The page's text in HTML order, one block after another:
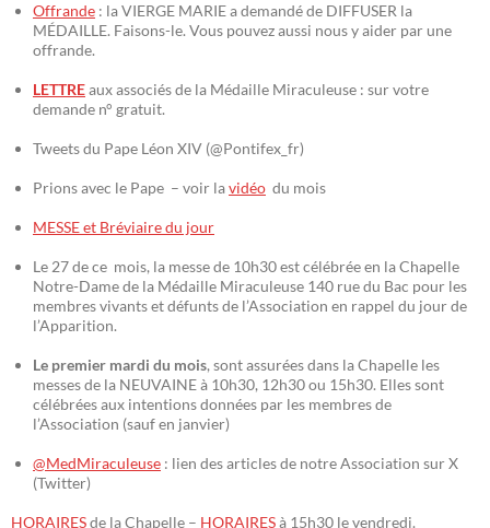
Offrande : la VIERGE MARIE a demandé de DIFFUSER la
MÉDAILLE. Faisons-le. Vous pouvez aussi nous y aider par une
offrande.
LETTREaux associés de la Médaille Miraculeuse : sur votre
demande n° gratuit.
Tweets du Pape Léon XIV (@Pontifex_fr)
Prions avec le Pape – voir lavidéo du mois
MESSE et Bréviaire du jour
Le 27 de ce mois, la messe de 10h30 est célébrée en la Chapelle
Notre-Dame de la Médaille Miraculeuse 140 rue du Bac pour les
membres vivants et défunts de l’Association en rappel du jour de
l’Apparition.
Le premier mardi du mois, sont assurées dans la Chapelle les
messes de la NEUVAINE à 10h30, 12h30 ou 15h30. Elles sont
célébrées aux intentions données par les membres de
l’Association (sauf en janvier)
@MedMiraculeuse : lien des articles de notre Association sur X
(Twitter)
HORAIRESde la Chapelle – HORAIRESà 15h30 le vendredi.